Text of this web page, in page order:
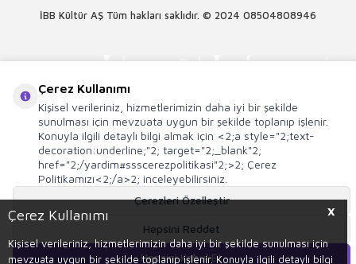
X
Çerez Kullanımı
Kişisel verileriniz, hizmetlerimizin daha iyi bir şekilde sunulması için
mevzuata uygun bir şekilde toplanıp işlenir. Konuyla ilgili detaylı bilgi
İBB Kültür AŞ Tüm hakları saklıdır. © 2024 08504808946
E-TicaretSistemleriyle Hazırlanmıştır.
Çerez Kullanımı
Kişisel verileriniz, hizmetlerimizin daha iyi bir şekilde
sunulması için mevzuata uygun bir şekilde toplanıp işlenir.
Konuyla ilgili detaylı bilgi almak için <2;a style="2;text-
decoration:underline;"2; target="2;_blank"2;
href="2;/yardim#ssscerezpolitikasi"2;>2; Çerez
Politikamızı<2;/a>2; inceleyebilirsiniz.
Çerezleri Özelleştir
Hepsini Reddet
Hepsini Kabul Et